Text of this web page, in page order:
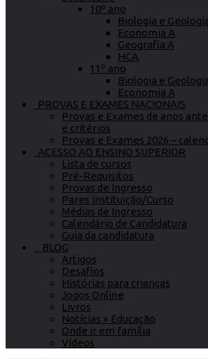
10º ano
Biologia e
Economia A
Geografia A
HCA
11º ano
Biologia e
Economia A
PROVAS E EXAMES NACIONAIS
Provas e Exames de anos
e critérios
Provas e Exames 2026 –
ACESSO AO ENSINO SUPERIOR
Lista de cursos
Pré-Requisitos
Provas de Ingresso
Pares Instituição/Curso
Médias de Ingresso
Calendário de Candidatura
Guia da candidatura
BLOG
Artigos
Desafios
Histórias para crianças
Jogos Online
Livros
Notícias » Educação
Onde ir em família
Vídeos